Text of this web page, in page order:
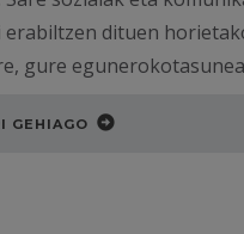
erabiltzen dituen
gure
GEHIAGO